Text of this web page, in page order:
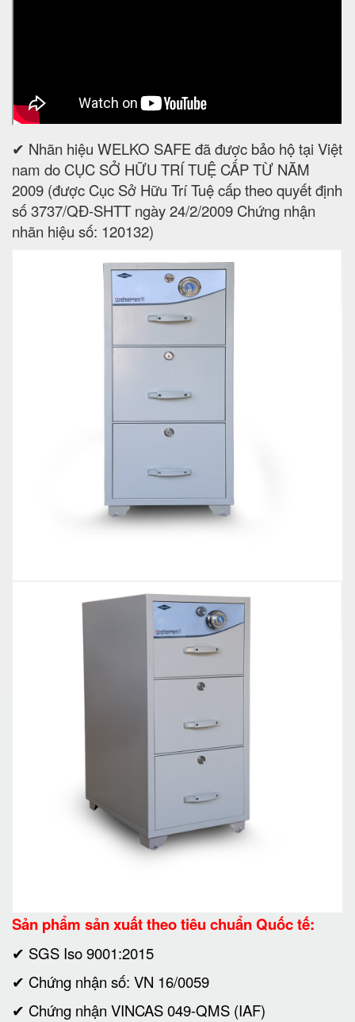
✔ Nhãn hiệu WELKO SAFE đã được bảo hộ tại Việt
nam do CỤC SỞ HỮU TRÍ TUỆ CẤP TỪ NĂM
2009 (được Cục Sở Hữu Trí Tuệ cấp theo quyết định
số 3737/QĐ-SHTT ngày 24/2/2009 Chứng nhận
nhãn hiệu số: 120132)
Sản phẩm sản xuất theo tiêu chuẩn Quốc tế:
✔ SGS Iso 9001:2015
✔ Chứng nhận số: VN 16/0059
✔ Chứng nhận VINCAS 049-QMS (IAF)